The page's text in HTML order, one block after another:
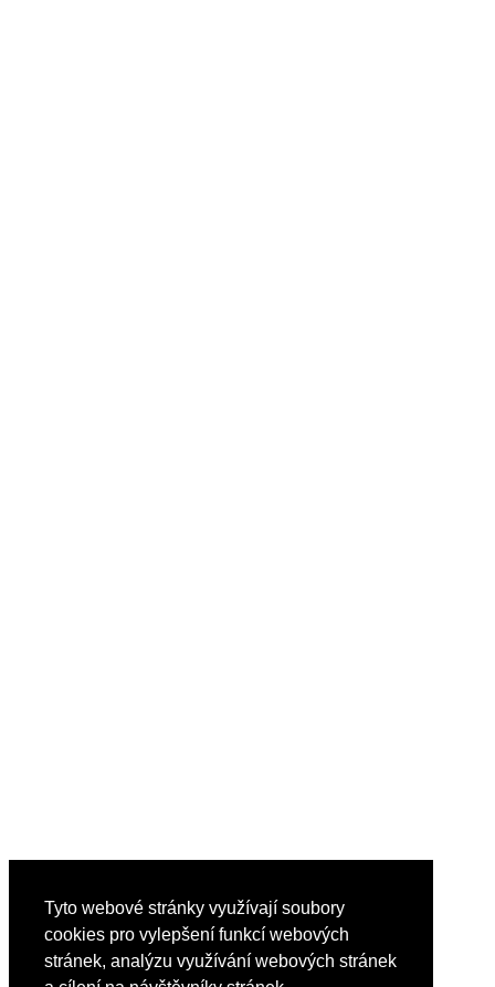
Tyto webové stránky využívají soubory
cookies pro vylepšení funkcí webových
stránek, analýzu využívání webových stránek